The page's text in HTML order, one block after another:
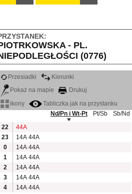
- PL.
(0776)
Przesiadki
Kierunki
Pokaż na mapie
Drukuj
ikony
Tabliczka jak na przystanku
Nd/Pn i Wt-Pt
Pt/Sb
Sb/Nd
22
44A
23
14A 44A
0
14A 44A
1
14A 44A
2
14A 44A
3
14A 44A
4
14A 44A